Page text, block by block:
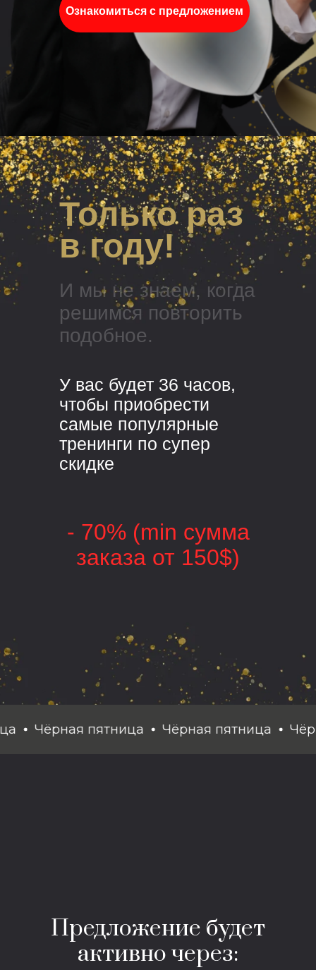
Ознакомиться с предложением
Только раз
в году!
И мы не знаем, когда
решимся повторить
подобное.
У вас будет 36 часов,
чтобы приобрести
самые популярные
тренинги по супер
скидке
- 70% (min сумма
заказа от 150$)
пятница Чёрная пятница Чёрная
Предложение будет
активно через: